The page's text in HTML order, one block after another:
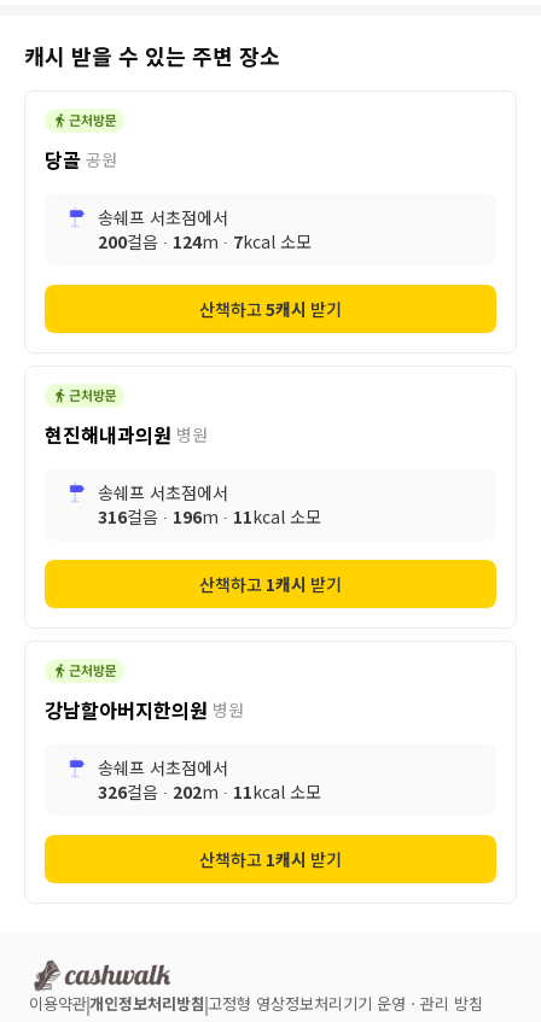
캐시 받을 수 있는 주변 장소
당골 공원
송쉐프 서초점에서
200걸음 ∙ 124m ∙ 7kcal 소모
산책하고5캐시 받기
현진해내과의원 병원
송쉐프 서초점에서
316걸음 ∙ 196m ∙ 11kcal 소모
산책하고 1캐시 받기
강남할아버지한의원 병원
송쉐프 서초점에서
326걸음 ∙ 202m ∙ 11kcal 소모
산책하고 1캐시 받기
이용약관개인정보처리방침 고정형 영상정보처리기기 운영ㆍ관리 방침